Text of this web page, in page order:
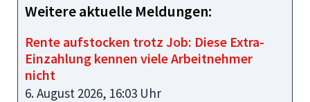
Weitere aktuelle Meldungen:
Rente aufstocken trotz Job: Diese Extra-
Einzahlung kennen viele Arbeitnehmer
nicht
6. August 2026, 16:03 Uhr